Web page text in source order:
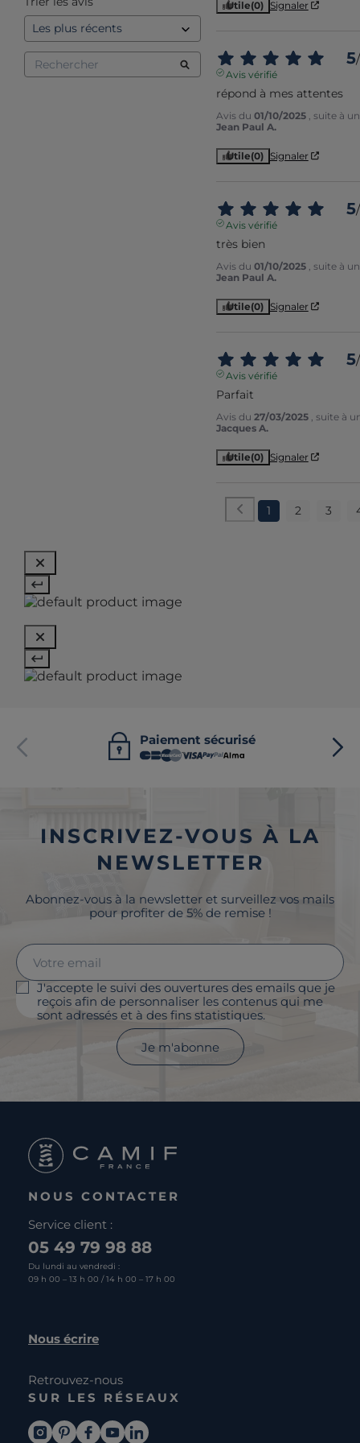
Utile(0) Signaler
5/
Avis vérifié
répond à mes attentes
Avis du 01/10/2025
, suite à
Jean Paul A.
Utile(0) Signaler
5/
Avis vérifié
très bien
Avis du 01/10/2025
, suite à
Jean Paul A.
Utile(0) Signaler
5/
Avis vérifié
Parfait
Avis du 27/03/2025
, suite à
Jacques A.
Utile(0) Signaler
1 2 3
Paiement sécurisé
INSCRIVEZ-VOUS À LA
NEWSLETTER
Abonnez-vous à la newsletter et surveillez vos mails
pour profiter de 5% de remise !
J'accepte le suivi des ouvertures des emails que je
reçois afin de personnaliser les contenus qui me
sont adressés et à des fins statistiques.
Je m'abonne
NOUS CONTACTER
Service client :
05 49 79 98 88
Du lundi au vendredi :
09 h 00 – 13 h 00 / 14 h 00 – 17 h 00
Nous écrire
Retrouvez-nous
SUR LES RÉSEAUX